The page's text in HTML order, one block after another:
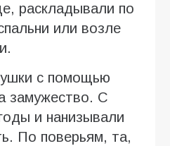
раскладывали по
или возле
с помощью
замужество. С
и нанизывали
По поверьям, та,